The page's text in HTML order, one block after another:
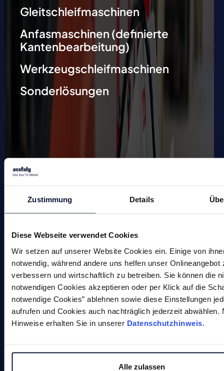
Zustimmung Details
Diese Webseite verwendet Cookies
Wir setzen auf unserer Website Cookies ein. Einige von
notwendig, während andere uns helfen unser Onlineangebot
verbessern und wirtschaftlich zu betreiben. Sie können die
notwendigen Cookies akzeptieren oder per Klick auf die
notwendige Cookies” ablehnen sowie diese Einstellungen
aufrufen und Cookies auch nachträglich jederzeit abwählen.
Hinweise erhalten Sie in unserer Datenschutzhinweis
Alle zulassen
Gleitschleifmaschinen
Anfasmaschinen (definierte
Kantenbearbeitung)
Werkzeugschleifmaschinen
Sonderlösungen
Bohren
Gewindewerkzeuge
Senken
Fräs- und Schleifstifte
Drehen